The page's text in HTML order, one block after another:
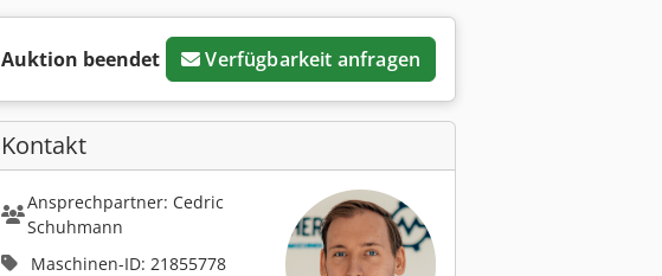
Auktion beendet Verfügbarkeit anfragen
Kontakt
Ansprechpartner: Cedric
Schuhmann
Maschinen-ID: 21855778